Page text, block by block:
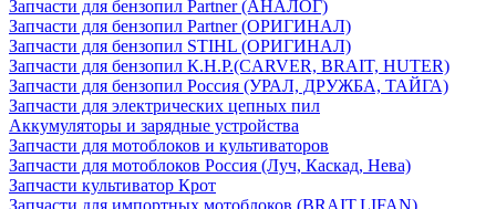
Запчасти для бензопил Partner (АНАЛОГ)
Запчасти для бензопил Partner (ОРИГИНАЛ)
Запчасти для бензопил STIHL (ОРИГИНАЛ)
Запчасти для бензопил К.Н.Р.(CARVER, BRAIT, HUTER)
Запчасти для бензопил Россия (УРАЛ, ДРУЖБА, ТАЙГА)
Запчасти для электрических цепных пил
Аккумуляторы и зарядные устройства
Запчасти для мотоблоков и культиваторов
Запчасти для мотоблоков Россия (Луч, Каскад, Нева)
Запчасти культиватор Крот
Запчасти для импортных мотоблоков (BRAIT,LIFAN)